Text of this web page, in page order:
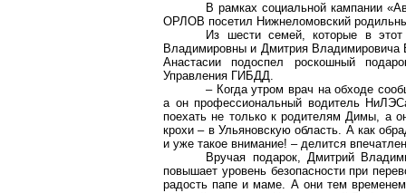
В рамках социальной кампании «
ОРЛОВ посетил Нижнеломовский
Из шести семей, которые в
Владимировны и Дмитрия
Анастасии подоспел роскошный
Управления ГИБДД.
– Когда утром врач на обходе
а он профессиональный водитель
поехать не только к родителям Димы, а
крохи – в Ульяновскую область. А как
и уже такое внимание! – делится
Вручая подарок, Дмитрий
повышает уровень безопасности при
радость папе и маме. А они тем